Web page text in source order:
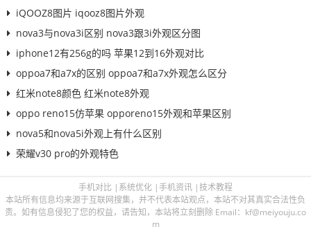
iQOOZ8图片 iqooz8图片外观
nova3与nova3i区别 nova3跟3i外观区分图
iphone12有256g的吗 苹果12到16外观对比
oppoa7和a7x的区别 oppoa7和a7x外观怎么区分
红米note8颜色 红米note8外观
oppo reno15仿苹果 opporeno15外观和苹果区别
nova5和nova5i外观上有什么区别
荣耀v30 pro的外观特色
手机对比 | 系统优化 |手机资讯 |技术教程
本站所有信息均来源于互联网搜集，并不代表本站观点，本站不对其真实合法性负
责。如有信息侵犯了您的权益，请告知，本站将立刻删除 Email：kf@meiyouju.co
m